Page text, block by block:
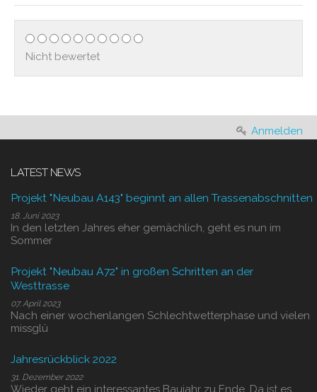
Nicht bewertet
Anmelden
LATEST NEWS
Projekt "Neubau A143" beginnt an allen Trassenabschnitten
18. Juni 2023
In den letzten Jahres eher gemächlich, geht es nun im
Sommer
Projekt "Neubau A72" in großen Schritten an der
Westtrasse
07. April 2023
Nach einer wochenlangen Schlechtwetterphase und vielen
missglü
Jahresrückblick 2022
31. Dezember 2022
Wieder geht ein interessantes Baujahr zu Ende. Da ist es